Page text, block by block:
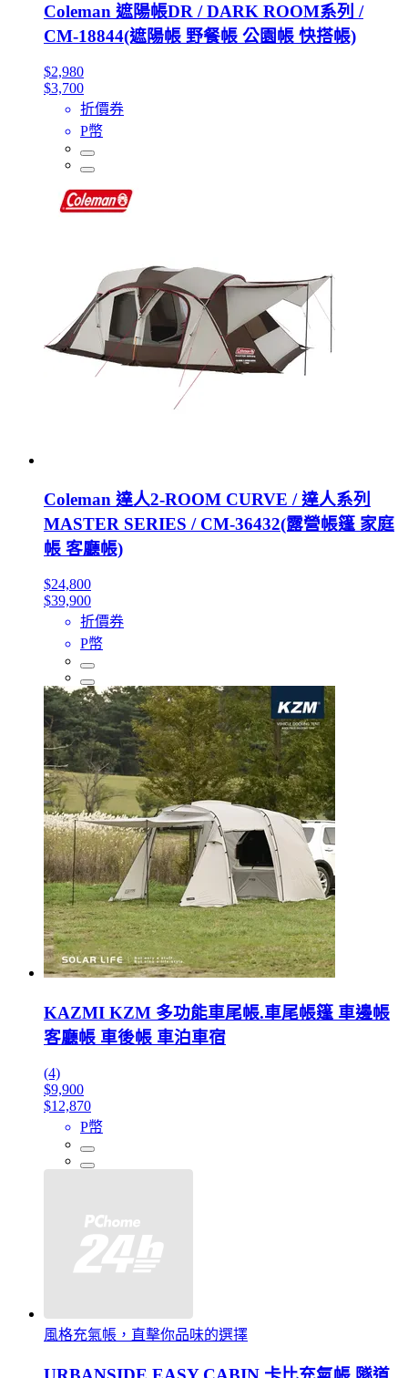
Coleman 遮陽帳DR / DARK ROOM系列 /
CM-18844(遮陽帳 野餐帳 公園帳 快搭帳)
$2,980
$3,700
折價券
P幣
Coleman 達人2-ROOM CURVE / 達人系列
MASTER SERIES / CM-36432(露營帳篷 家庭
帳 客廳帳)
$24,800
$39,900
折價券
P幣
KAZMI KZM 多功能車尾帳.車尾帳篷 車邊帳
客廳帳 車後帳 車泊車宿
(4)
$9,900
$12,870
P幣
風格充氣帳，直擊你品味的選擇